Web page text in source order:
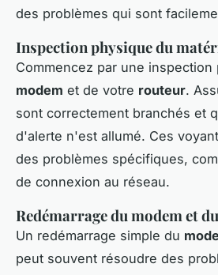
des problèmes qui sont
Inspection physique du
Commencez par une
modem et de votre routeur.
sont correctement branchés et
d'alerte n'est allumé. Ces
des problèmes spécifiques,
de connexion au réseau.
Redémarrage du modem et
Un redémarrage simple du
peut souvent résoudre des